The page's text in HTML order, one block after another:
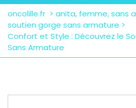
oncolille.fr > anita, femme,sans
soutien gorge sans armature >
Confort et Style : Découvrez le
Sans Armature